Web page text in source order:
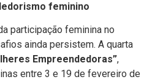
feminino
participação feminina no
ainda persistem. A quarta
Empreendedoras”,
entre 3 e 19 de fevereiro de